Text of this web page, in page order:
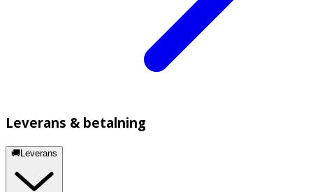
Leverans & betalning
🚚Leverans